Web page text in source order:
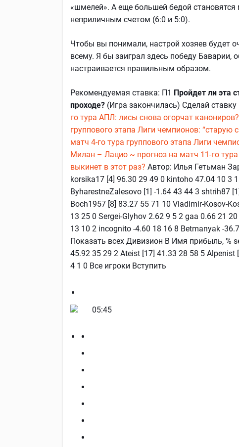
«шмелей». А еще большей бедой
неприличным счетом (6:0 и 5:0).
Чтобы вы понимали, настрой хозяев будет
всему. Я бы заиграл здесь победу
настраивается правильным образом.
Рекомендуемая ставка: П1 Пройдет ли эта
проходе? (Игра закончилась) Сделай
го тура АПЛ: лисы снова огорчат канониров?
группового этапа Лиги чемпионов: “старую
матч 4-го тура группового этапа Лиги
Милан – Лацио ~ прогноз на матч 11-го
выкинет в этот раз? Автор: Илья Гетьман
korsika17 [4] 96.30 29 49 0 kintoho 47.04 10 3
ByharestneZalesovo [1] -1.64 43 44 3 shtrih87
Boch1957 [8] 83.27 55 71 10 Vladimir-Kosov-
13 25 0 Sergei-Glyhov 2.62 9 5 2 gaa 0.66 21
13 10 2 incognito -4.60 18 16 8 Betmanyak -
Показать всех Дивизион В Имя прибыль, %
45.92 35 29 2 Ateist [17] 41.33 28 58 5
4 1 0 Все игроки Вступить
05:45